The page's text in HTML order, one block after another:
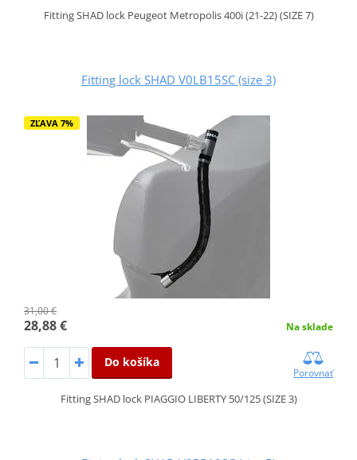
Fitting SHAD lock Peugeot Metropolis 400i (21-22) (SIZE 7)
Fitting lock SHAD V0LB15SC (size 3)
ZĽAVA 7%
31,00 €
28,88 € Na sklade
Do košíka
Porovnať
Fitting SHAD lock PIAGGIO LIBERTY 50/125 (SIZE 3)